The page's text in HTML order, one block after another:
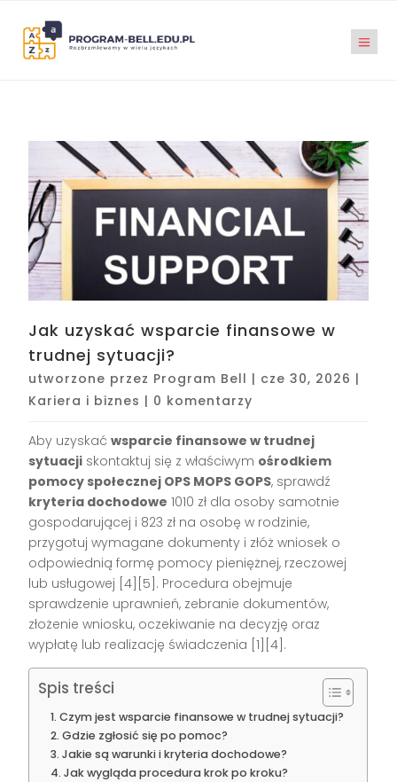
Jak uzyskać wsparcie finansowe w
trudnej sytuacji?
utworzone przez Program Bell | cze 30, 2026 |
Kariera i biznes | 0 komentarzy
Aby uzyskaćwsparcie finansowe w trudnej
sytuacji skontaktuj się z właściwym ośrodkiem
pomocy społecznej OPS MOPS GOPS, sprawdź
kryteria dochodowe 1010 zł dla osoby samotnie
gospodarującej i 823 zł na osobę w rodzinie,
przygotuj wymagane dokumenty i złóż wniosek o
odpowiednią formę pomocy pieniężnej, rzeczowej
lub usługowej [4][5]. Procedura obejmuje
sprawdzenie uprawnień, zebranie dokumentów,
złożenie wniosku, oczekiwanie na decyzję oraz
wypłatę lub realizację świadczenia [1][4].
Spis treści
Czym jest wsparcie finansowe w trudnej sytuacji?
Gdzie zgłosić się po pomoc?
Jakie są warunki i kryteria dochodowe?
Jak wygląda procedura krok po kroku?